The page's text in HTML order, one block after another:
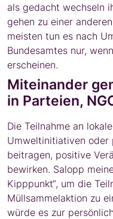
als gedacht wechseln
gehen zu einer
meisten tun es nach
Bundesamtes nur,
erscheinen.
Miteinander
in Parteien,
Die Teilnahme an
Umweltinitiativen oder
beitragen, positive
bewirken. Salopp
Kipppunkt“, um die
Müllsammelaktion zu
würde es zur